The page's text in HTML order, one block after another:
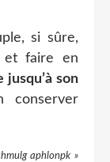
si sûre,
et faire en
jusqu’à son
conserver
aphlonpk »